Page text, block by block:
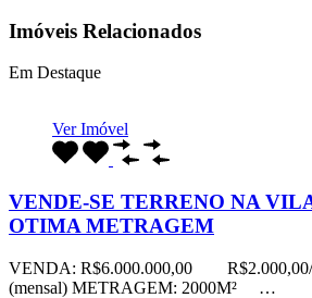
Imóveis Relacionados
Em Destaque
Ver Imóvel
VENDE-SE TERRENO NA
OTIMA METRAGEM
VENDA: R$6.000.000,00 R$2.000,00/
(mensal) METRAGEM: 2000M² …